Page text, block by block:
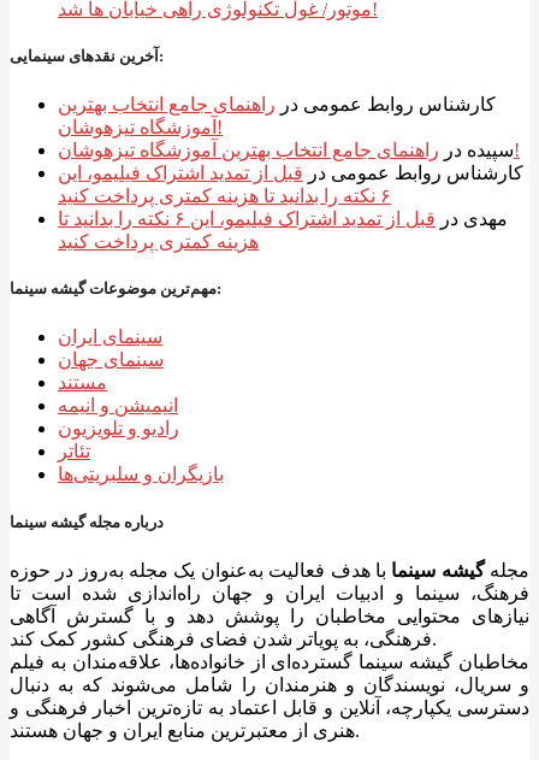
موتور/ غول تکنولوژی راهی خیابان ها شد!
آخرین نقدهای سینمایی:
کارشناس روابط عمومی در راهنمای جامع انتخاب بهترین
آموزشگاه تیزهوشان!
سپیده در
راهنمای جامع انتخاب بهترین آموزشگاه تیزهوشان!
کارشناس روابط عمومی در قبل از تمدید اشتراک فیلیمو، این
۶ نکته را بدانید تا هزینه کمتری پرداخت کنید
مهدی در
قبل از تمدید اشتراک فیلیمو، این ۶ نکته را بدانید تا
هزینه کمتری پرداخت کنید
مهم‌ترین موضوعات گیشه سینما:
سینمای ایران
سینمای جهان
مستند
انیمیشن و انیمه
رادیو و تلویزیون
تئاتر
بازیگران و سلبریتی‌ها
درباره مجله گیشه سینما
مجلهگیشه سینما با هدف فعالیت به‌عنوان یک مجله به‌روز در حوزه
فرهنگ، سینما و ادبیات ایران و جهان راه‌اندازی شده است تا
نیازهای محتوایی مخاطبان را پوشش دهد و با گسترش آگاهی
فرهنگی، به پویاتر شدن فضای فرهنگی کشور کمک کند.
مخاطبان گیشه سینما گسترده‌ای از خانواده‌ها، علاقه‌مندان به فیلم
و سریال، نویسندگان و هنرمندان را شامل می‌شوند که به دنبال
دسترسی یکپارچه، آنلاین و قابل اعتماد به تازه‌ترین اخبار فرهنگی و
هنری از معتبرترین منابع ایران و جهان هستند.